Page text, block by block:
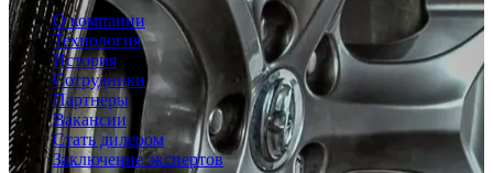
О компании
Технология
История
Сотрудники
Партнеры
Вакансии
Стать дилером
Заключение экспертов